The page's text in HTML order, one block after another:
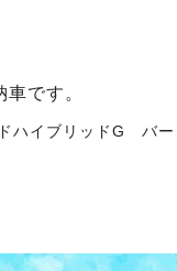
です。
イブリッドG バー